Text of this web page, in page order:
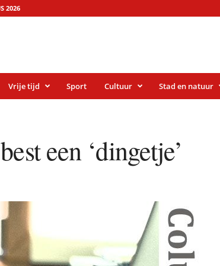
2026
Vrije tijd Sport Cultuur Stad en natuur
een ‘dingetje’